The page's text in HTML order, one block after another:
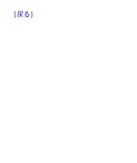
［戻る］